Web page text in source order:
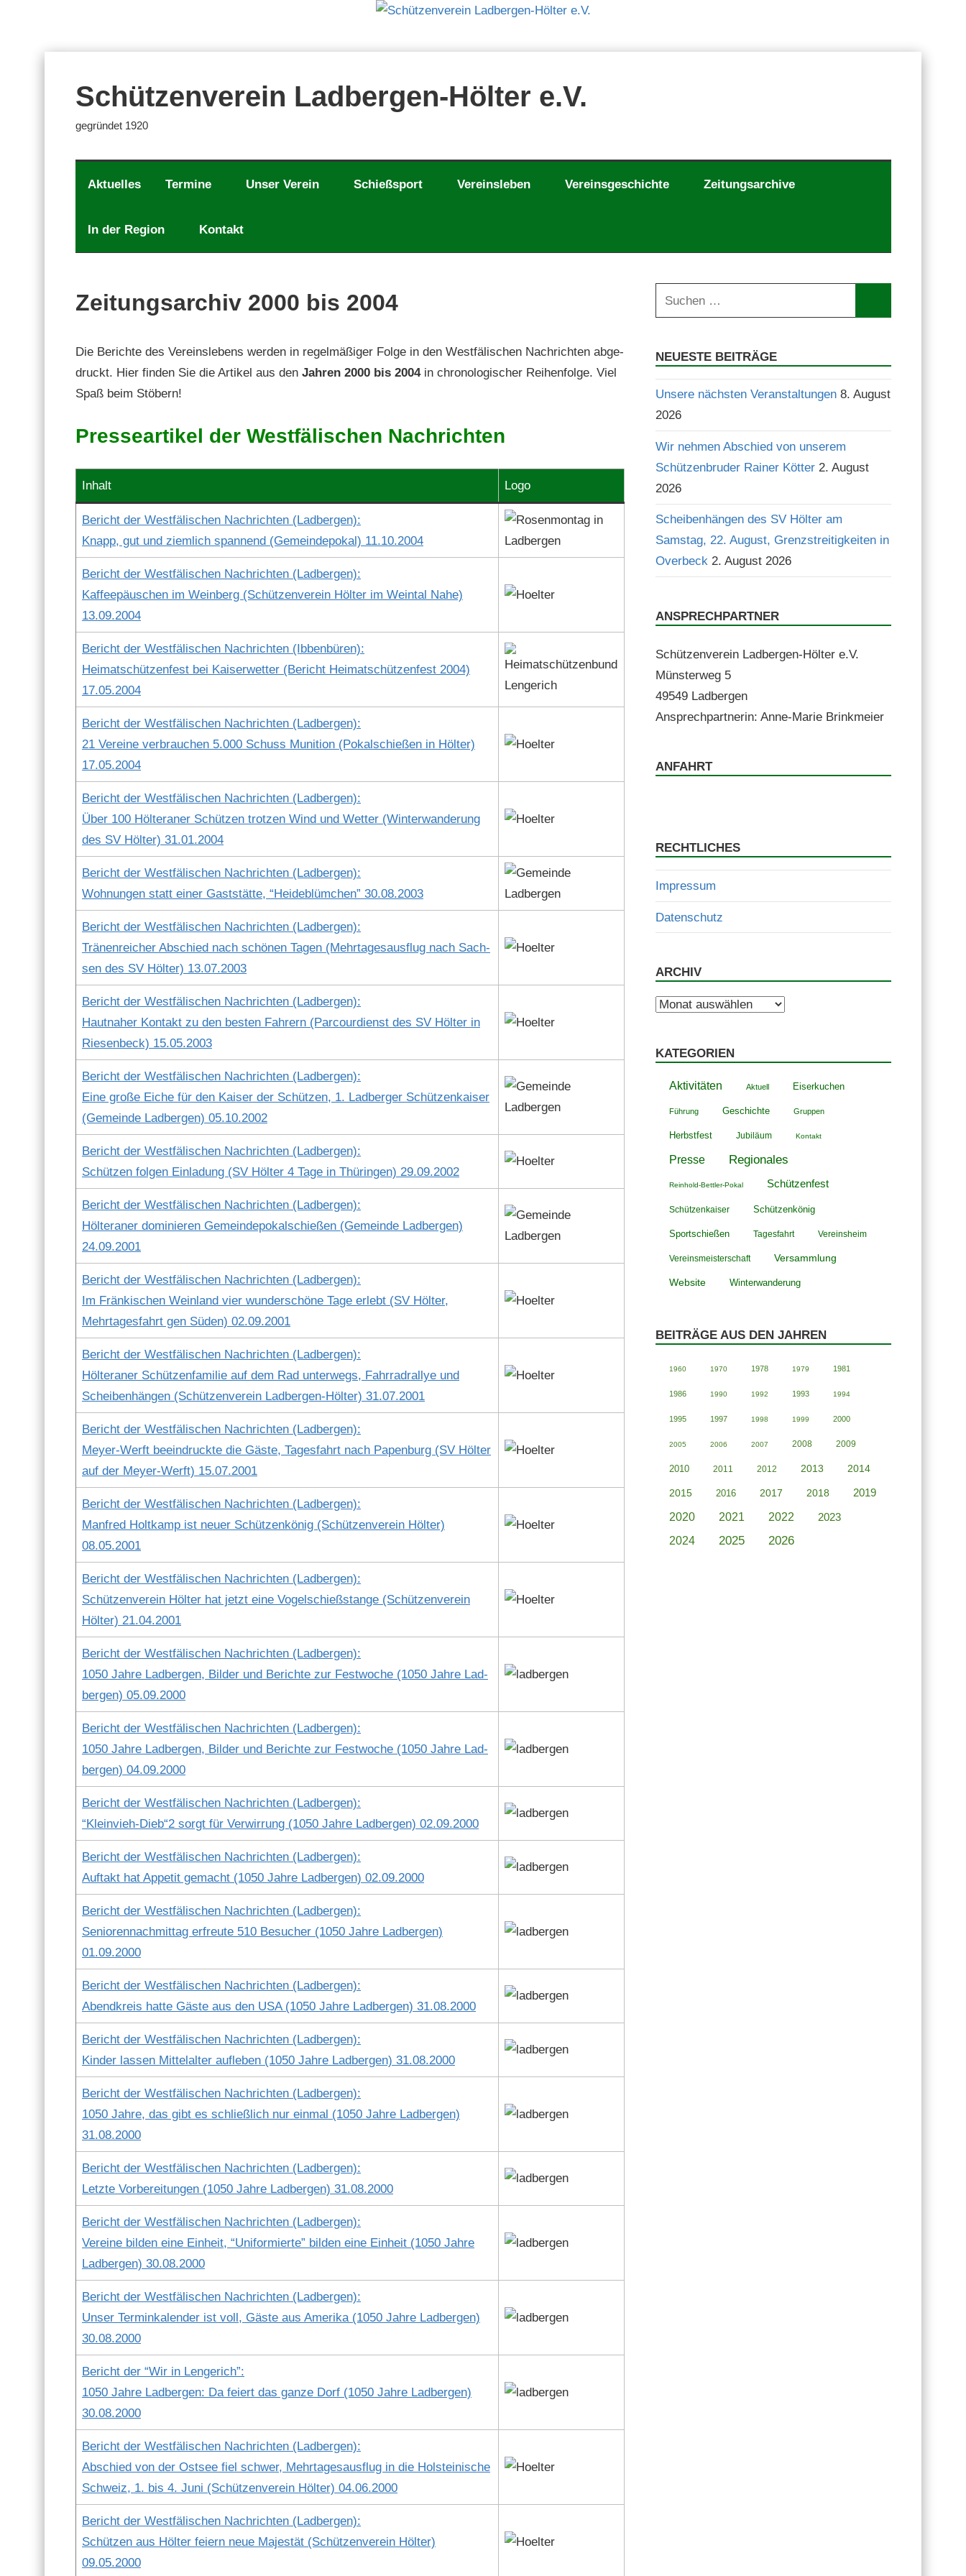
Schützenverein Ladbergen-Hölter e.V.
gegründet 1920
Aktuelles Termine Unser Verein Schießsport Vereinsleben Vereinsgeschichte Zeitungsarchive
In der Region Kontakt
Zeitungsarchiv 2000 bis 2004
Die Berichte des Vere­inslebens wer­den in regelmäßiger Folge in den West­fälis­chen Nachricht­en abge­
druckt. Hier find­en Sie die Artikel aus den Jahren 2000 bis 2004in chro­nol­o­gis­ch­er Rei­hen­folge. Viel
Spaß beim Stöbern!
Presseartikel der Westfälischen Nachrichten
Inhalt Logo
Bericht der West­fälis­chen Nachricht­en (Lad­ber­gen):
Knapp, gut und ziem­lich span­nend (Gemein­de­pokal) 11.10.2004
Bericht der West­fälis­chen Nachricht­en (Lad­ber­gen):
Kaf­feep­äuschen im Wein­berg (Schützen­vere­in Höl­ter im Wein­tal Nahe)
13.09.2004
Bericht der West­fälis­chen Nachricht­en (Ibben­büren):
Heimatschützen­fest bei Kaiser­wet­ter (Bericht Heimatschützen­fest 2004)
17.05.2004
Bericht der West­fälis­chen Nachricht­en (Lad­ber­gen):
21 Vere­ine ver­brauchen 5.000 Schuss Muni­tion (Pokalschießen in Höl­ter)
17.05.2004
Bericht der West­fälis­chen Nachricht­en (Lad­ber­gen):
Über 100 Höl­ter­an­er Schützen trotzen Wind und Wet­ter (Win­ter­wan­derung
des SV Höl­ter) 31.01.2004
Bericht der West­fälis­chen Nachricht­en (Lad­ber­gen):
Woh­nun­gen statt ein­er Gast­stätte, “Hei­de­blüm­chen” 30.08.2003
Bericht der West­fälis­chen Nachricht­en (Lad­ber­gen):
Trä­nen­re­ich­er Abschied nach schö­nen Tagen (Mehrtage­saus­flug nach Sach­
sen des SV Höl­ter) 13.07.2003
Bericht der West­fälis­chen Nachricht­en (Lad­ber­gen):
Haut­na­her Kon­takt zu den besten Fahrern (Par­cour­di­enst des SV Höl­ter in
Riesen­beck) 15.05.2003
Bericht der West­fälis­chen Nachricht­en (Lad­ber­gen):
Eine große Eiche für den Kaiser der Schützen, 1. Lad­berg­er Schützenkaiser
(Gemeinde Lad­ber­gen) 05.10.2002
Bericht der West­fälis­chen Nachricht­en (Lad­ber­gen):
Schützen fol­gen Ein­ladung (SV Höl­ter 4 Tage in Thürin­gen) 29.09.2002
Bericht der West­fälis­chen Nachricht­en (Lad­ber­gen):
Höl­ter­an­er dominieren Gemein­de­pokalschießen (Gemeinde Lad­ber­gen)
24.09.2001
Bericht der West­fälis­chen Nachricht­en (Lad­ber­gen):
Im Fränkischen Wein­land vier wun­der­schöne Tage erlebt (SV Höl­ter,
Mehrtages­fahrt gen Süden) 02.09.2001
Bericht der West­fälis­chen Nachricht­en (Lad­ber­gen):
Höl­ter­an­er Schützen­fam­i­lie auf dem Rad unter­wegs, Fahrradral­lye und
Scheiben­hän­gen (Schützen­vere­in Lad­ber­gen-Höl­ter) 31.07.2001
Bericht der West­fälis­chen Nachricht­en (Lad­ber­gen):
Mey­er-Werft beein­druck­te die Gäste, Tages­fahrt nach Papen­burg (SV Höl­ter
auf der Mey­er-Werft) 15.07.2001
Bericht der West­fälis­chen Nachricht­en (Lad­ber­gen):
Man­fred Holtkamp ist neuer Schützenkönig (Schützen­vere­in Höl­ter)
08.05.2001
Bericht der West­fälis­chen Nachricht­en (Lad­ber­gen):
Schützen­vere­in Höl­ter hat jet­zt eine Vogelschießs­tange (Schützen­vere­in
Höl­ter) 21.04.2001
Bericht der West­fälis­chen Nachricht­en (Lad­ber­gen):
1050 Jahre Lad­ber­gen, Bilder und Berichte zur Fest­woche (1050 Jahre Lad­
ber­gen) 05.09.2000
Bericht der West­fälis­chen Nachricht­en (Lad­ber­gen):
1050 Jahre Lad­ber­gen, Bilder und Berichte zur Fest­woche (1050 Jahre Lad­
ber­gen) 04.09.2000
Bericht der West­fälis­chen Nachricht­en (Lad­ber­gen):
“Kleinvieh-Dieb“2 sorgt für Ver­wirrung (1050 Jahre Lad­ber­gen) 02.09.2000
Bericht der West­fälis­chen Nachricht­en (Lad­ber­gen):
Auf­takt hat Appetit gemacht (1050 Jahre Lad­ber­gen) 02.09.2000
Bericht der West­fälis­chen Nachricht­en (Lad­ber­gen):
Senioren­nach­mit­tag erfreute 510 Besuch­er (1050 Jahre Lad­ber­gen)
01.09.2000
Bericht der West­fälis­chen Nachricht­en (Lad­ber­gen):
Abend­kreis hat­te Gäste aus den USA (1050 Jahre Lad­ber­gen) 31.08.2000
Bericht der West­fälis­chen Nachricht­en (Lad­ber­gen):
Kinder lassen Mit­te­lal­ter aufleben (1050 Jahre Lad­ber­gen) 31.08.2000
Bericht der West­fälis­chen Nachricht­en (Lad­ber­gen):
1050 Jahre, das gibt es schließlich nur ein­mal (1050 Jahre Lad­ber­gen)
31.08.2000
Bericht der West­fälis­chen Nachricht­en (Lad­ber­gen):
Let­zte Vor­bere­itun­gen (1050 Jahre Lad­ber­gen) 31.08.2000
Bericht der West­fälis­chen Nachricht­en (Lad­ber­gen):
Vere­ine bilden eine Ein­heit, “Uni­formierte” bilden eine Ein­heit (1050 Jahre
Lad­ber­gen) 30.08.2000
Bericht der West­fälis­chen Nachricht­en (Lad­ber­gen):
Unser Ter­minkalen­der ist voll, Gäste aus Ameri­ka (1050 Jahre Lad­ber­gen)
30.08.2000
Bericht der “Wir in Lengerich”:
1050 Jahre Lad­ber­gen: Da feiert das ganze Dorf (1050 Jahre Lad­ber­gen)
30.08.2000
Bericht der West­fälis­chen Nachricht­en (Lad­ber­gen):
Abschied von der Ost­see fiel schw­er, Mehrtage­saus­flug in die Hol­steinis­che
Schweiz, 1. bis 4. Juni (Schützen­vere­in Höl­ter) 04.06.2000
Bericht der West­fälis­chen Nachricht­en (Lad­ber­gen):
Schützen aus Höl­ter feiern neue Majestät (Schützen­vere­in Höl­ter)
09.05.2000
Suchen
nach:
NEUESTE BEITRÄGE
Unsere nächsten Veranstaltungen 8. August
2026
Wir nehmen Abschied von unserem
Schützenbruder Rainer Kötter 2. August
2026
Scheibenhängen des SV Hölter am
Samstag, 22. August, Grenzstreitigkeiten in
Overbeck 2. August 2026
ANSPRECHPARTNER
Schützen­vere­in Lad­ber­gen-Höl­ter e.V.
Mün­ster­weg 5
49549 Ladbergen
Ansprech­part­ner­in: Anne-Marie Brinkmeier
ANFAHRT
RECHTLICHES
Impressum
Datenschutz
ARCHIV
Archiv
KATEGORIEN
Aktivitäten Aktuell Eiserkuchen
Führung Geschichte Gruppen
Herbstfest Jubiläum Kontakt
Presse Regionales
Reinhold-Bettler-Pokal Schützenfest
Schützenkaiser Schützenkönig
Sportschießen Tagesfahrt Vereinsheim
Vereinsmeisterschaft Versammlung
Website Winterwanderung
BEITRÄGE AUS DEN JAHREN
1960 1970 1978 1979 1981
1986 1990 1992 1993 1994
1995 1997 1998 1999 2000
2005 2006 2007 2008 2009
2010 2011 2012 2013 2014
2015 2016 2017 2018 2019
2020 2021 2022
2023
2024
2025 2026